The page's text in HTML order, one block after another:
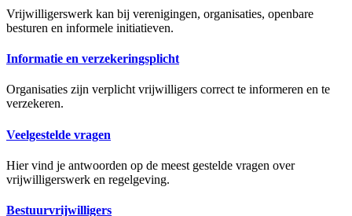
Vrijwilligerswerk kan bij verenigingen, organisaties, openbare
besturen en informele initiatieven.
Informatie en verzekeringsplicht
Organisaties zijn verplicht vrijwilligers correct te informeren en te
verzekeren.
Veelgestelde vragen
Hier vind je antwoorden op de meest gestelde vragen over
vrijwilligerswerk en regelgeving.
Bestuurvrijwilligers